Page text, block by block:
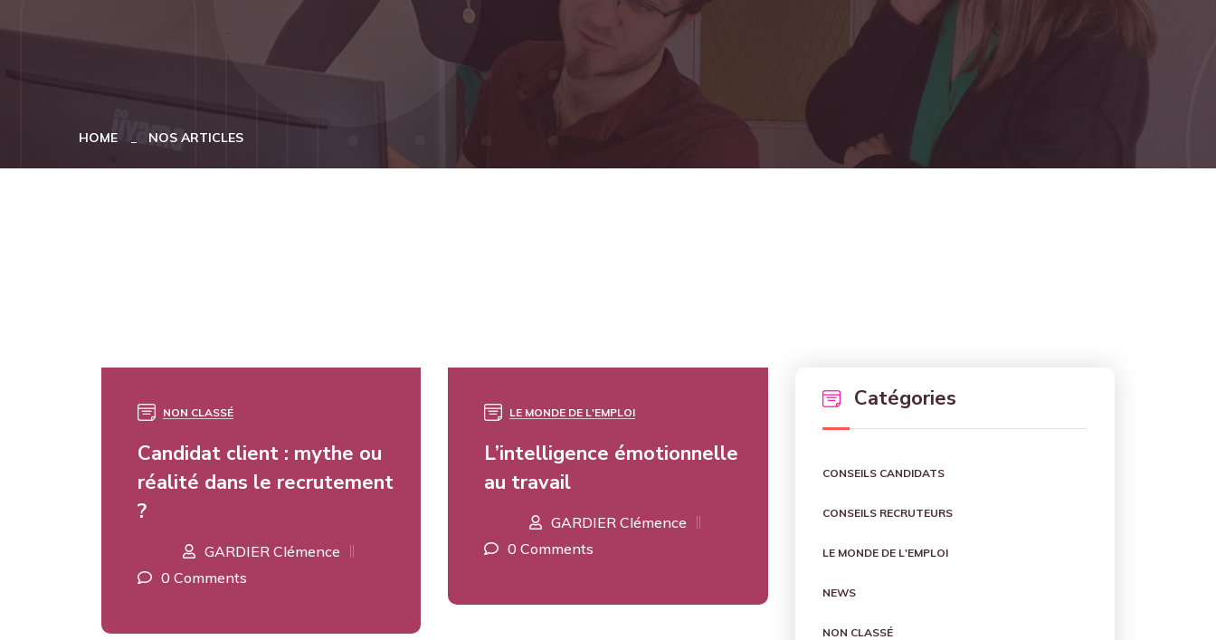
HOME NOS ARTICLES
NON CLASSÉ
Candidat client : mythe ou
réalité dans le recrutement
?
GARDIER Clémence
0 Comments
LE MONDE DE L'EMPLOI
L’intelligence émotionnelle
au travail
GARDIER Clémence
0 Comments
Catégories
CONSEILS CANDIDATS
CONSEILS RECRUTEURS
LE MONDE DE L'EMPLOI
NEWS
NON CLASSÉ